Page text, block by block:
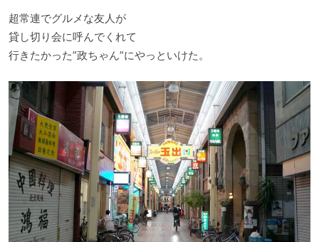
超常連でグルメな友人が
貸し切り会に呼んでくれて
行きたかった”政ちゃん”にやっといけた。